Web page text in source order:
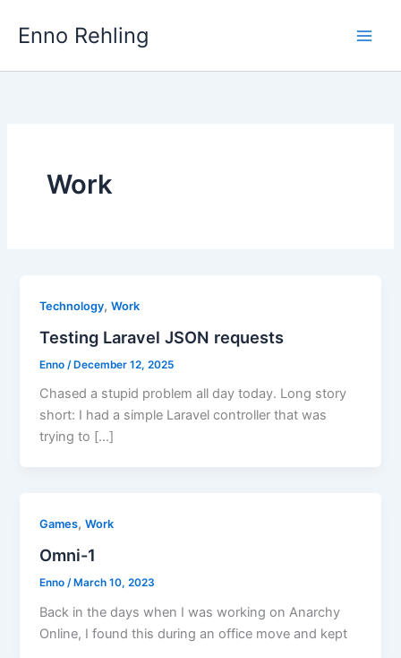
Enno Rehling
Work
Technology,Work
Testing Laravel JSON requests
Enno /December 12, 2025
Chased a stupid problem all day today. Long story
short: I had a simple Laravel controller that was
trying to […]
Games,Work
Omni-1
Enno/ March 10, 2023
Back in the days when I was working on Anarchy
Online, I found this during an office move and kept